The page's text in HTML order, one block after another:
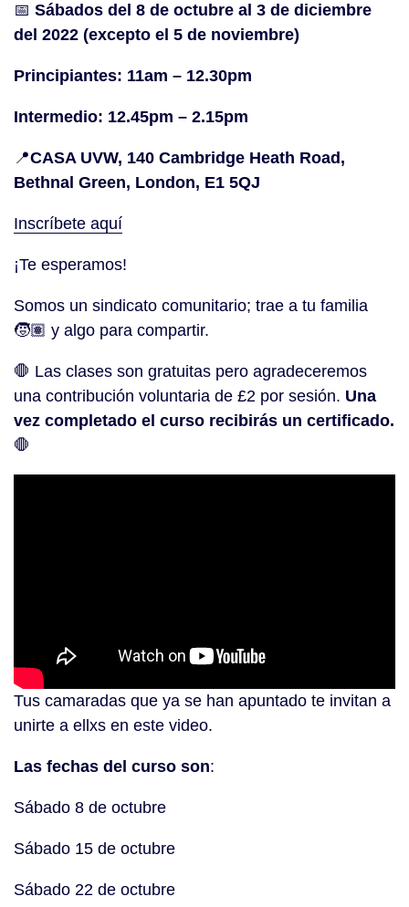
📅 Sábados del 8 de octubre al 3 de diciembre
del 2022 (excepto el 5 de noviembre)
Principiantes: 11am – 12.30pm
Intermedio: 12.45pm – 2.15pm
📍CASA UVW, 140 Cambridge Heath Road,
Bethnal Green, London, E1 5QJ
Inscríbete aquí
¡Te esperamos!
Somos un sindicato comunitario; trae a tu familia
🧒🏽 y algo para compartir.
🛑 Las clases son gratuitas pero agradeceremos
una contribución voluntaria de £2 por sesión. Una
vez completado el curso recibirás un certificado.
🛑
Tus camaradas que ya se han apuntado te invitan a
unirte a ellxs en este video.
Las fechas del curso son:
Sábado 8 de octubre
Sábado 15 de octubre
Sábado 22 de octubre